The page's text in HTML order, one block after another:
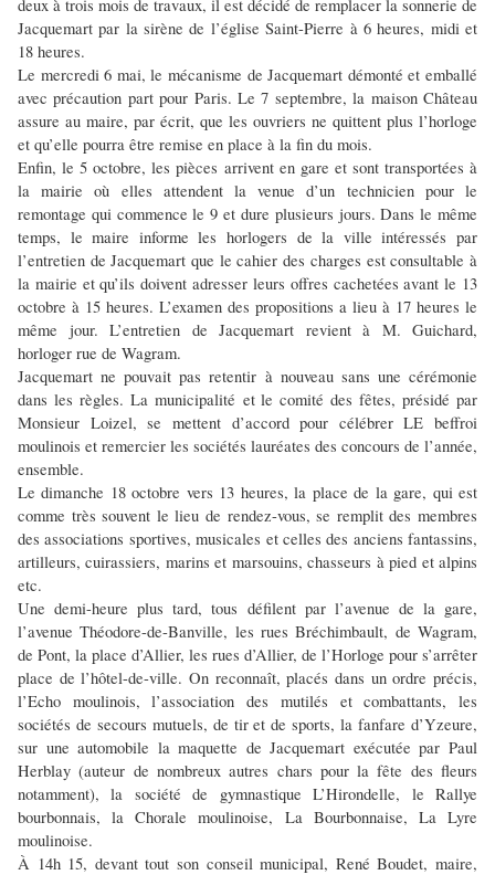
deux à trois mois de travaux, il est décidé de remplacer la sonnerie de
Jacquemart par la sirène de l’église Saint-Pierre à 6 heures, midi et
18 heures.
Le mercredi 6 mai, le mécanisme de Jacquemart démonté et emballé
avec précaution part pour Paris. Le 7 septembre, la maison Château
assure au maire, par écrit, que les ouvriers ne quittent plus l’horloge
et qu’elle pourra être remise en place à la fin du mois.
Enfin, le 5 octobre, les pièces arrivent en gare et sont transportées à
la mairie où elles attendent la venue d’un technicien pour le
remontage qui commence le 9 et dure plusieurs jours. Dans le même
temps, le maire informe les horlogers de la ville intéressés par
l’entretien de Jacquemart que le cahier des charges est consultable à
la mairie et qu’ils doivent adresser leurs offres cachetées avant le 13
octobre à 15 heures. L’examen des propositions a lieu à 17 heures le
même jour. L’entretien de Jacquemart revient à M. Guichard,
horloger rue de Wagram.
Jacquemart ne pouvait pas retentir à nouveau sans une cérémonie
dans les règles. La municipalité et le comité des fêtes, présidé par
Monsieur Loizel, se mettent d’accord pour célébrer LE beffroi
moulinois et remercier les sociétés lauréates des concours de l’année,
ensemble.
Le dimanche 18 octobre vers 13 heures, la place de la gare, qui est
comme très souvent le lieu de rendez-vous, se remplit des membres
des associations sportives, musicales et celles des anciens fantassins,
artilleurs, cuirassiers, marins et marsouins, chasseurs à pied et alpins
etc.
Une demi-heure plus tard, tous défilent par l’avenue de la gare,
l’avenue Théodore-de-Banville, les rues Bréchimbault, de Wagram,
de Pont, la place d’Allier, les rues d’Allier, de l’Horloge pour s’arrêter
place de l’hôtel-de-ville. On reconnaît, placés dans un ordre précis,
l’Echo moulinois, l’association des mutilés et combattants, les
sociétés de secours mutuels, de tir et de sports, la fanfare d’Yzeure,
sur une automobile la maquette de Jacquemart exécutée par Paul
Herblay (auteur de nombreux autres chars pour la fête des fleurs
notamment), la société de gymnastique L’Hirondelle, le Rallye
bourbonnais, la Chorale moulinoise, La Bourbonnaise, La Lyre
moulinoise.
À 14h 15, devant tout son conseil municipal, René Boudet, maire,